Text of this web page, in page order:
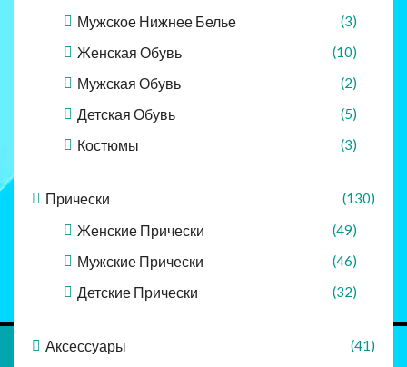
Мужское Нижнее Белье (3)
Женская Обувь (10)
Мужская Обувь (2)
Детская Обувь (5)
Костюмы (3)
Прически (130)
Женские Прически (49)
Мужские Прически (46)
Детские Прически (32)
Аксессуары (41)